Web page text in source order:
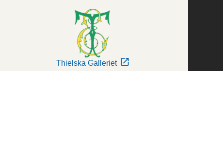
Thielska Galleriet